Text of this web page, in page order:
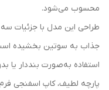
محسوب می‌شود.
طراحی این مدل با جزئیات
جذاب به سوتین بخشیده
استفاده به‌صورت بنددار یا
پارچه لطیف، کاپ اسفنجی